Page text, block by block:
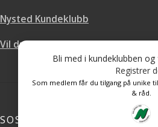
Nysted Kundeklubb
Vil du leie hos oss?
SOSIALE MEDIER
Bli med i kundeklubben
Registrer
Som medlem får du tilgang på unike
& råd.